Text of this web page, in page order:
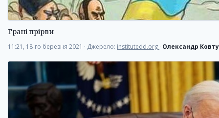
Грані прірви
11:21, 18-го березня 2021 · Джерело: institutedd.org · Олександр